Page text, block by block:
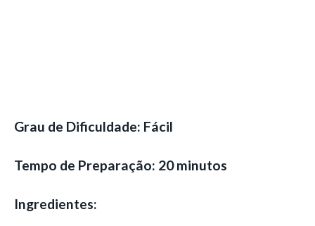
Grau de Dificuldade: Fácil
Tempo de Preparação: 20 minutos
Ingredientes: